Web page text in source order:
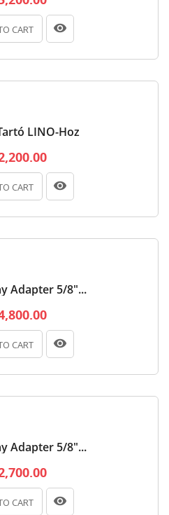
CART
LINO-Hoz
CART
Adapter 5/8"...
CART
Adapter 5/8"...
CART